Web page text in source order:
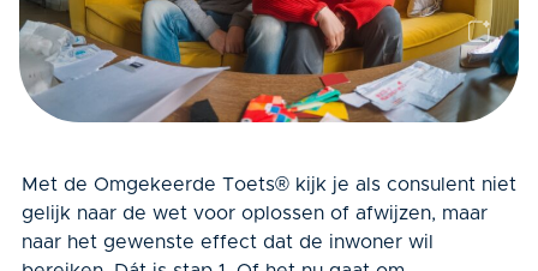
Met de Omgekeerde Toets®kijk je als consulent niet
gelijk naar de wet voor oplossen of afwijzen, maar
naar het gewenste effect dat de inwoner wil